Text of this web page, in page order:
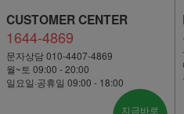
CUSTOMER CENTER
1644-4869
문자상담 010-4407-4869
월~토 09:00 - 20:00
일요일·공휴일 09:00 - 18:00
지금바로